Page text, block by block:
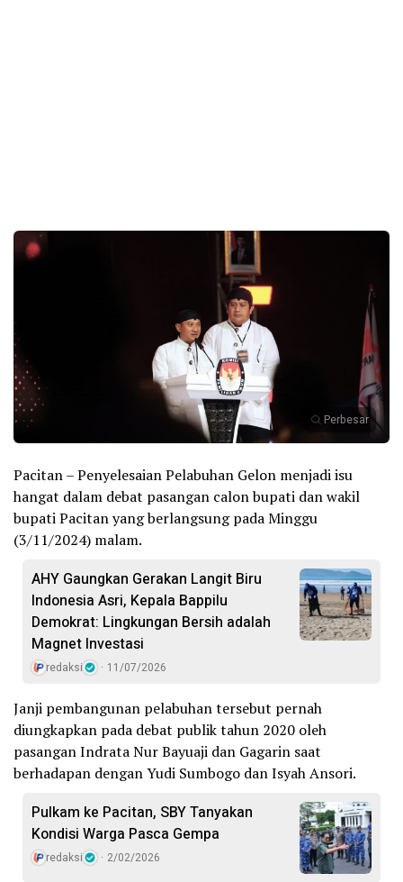
Perbesar
Pacitan – Penyelesaian Pelabuhan Gelon menjadi isu
hangat dalam debat pasangan calon bupati dan wakil
bupati Pacitan yang berlangsung pada Minggu
(3/11/2024) malam.
AHY Gaungkan Gerakan Langit Biru
Indonesia Asri, Kepala Bappilu
Demokrat: Lingkungan Bersih adalah
Magnet Investasi
redaksi 11/07/2026
Janji pembangunan pelabuhan tersebut pernah
diungkapkan pada debat publik tahun 2020 oleh
pasangan Indrata Nur Bayuaji dan Gagarin saat
berhadapan dengan Yudi Sumbogo dan Isyah Ansori.
Pulkam ke Pacitan, SBY Tanyakan
Kondisi Warga Pasca Gempa
redaksi 2/02/2026